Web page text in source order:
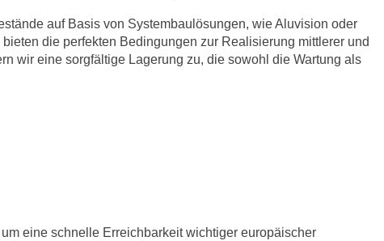
auf Basis von Systembaulösungen, wie Aluvision oder
die perfekten Bedingungen zur Realisierung mittlerer und
wir eine sorgfältige Lagerung zu, die sowohl die Wartung als
eine schnelle Erreichbarkeit wichtiger europäischer